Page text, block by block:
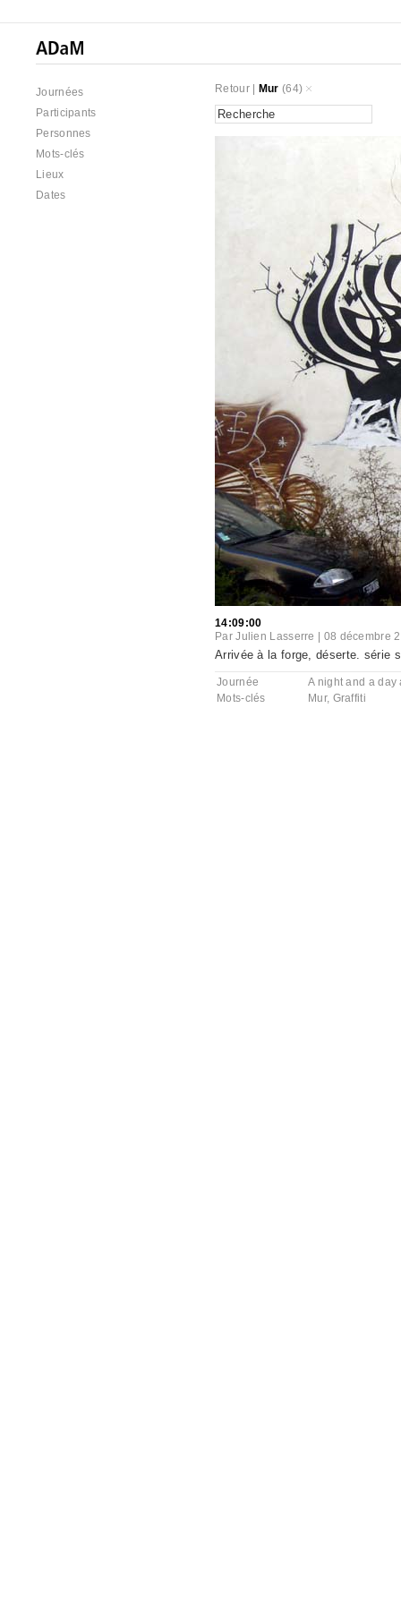
Journées
Participants
Personnes
Mots-clés
Lieux
Dates
Retour| Mur (64)
14:09:00
ParJulien Lasserre 08 décembre
Arrivée à la forge, déserte. série
Journée
A night and a day
Mots-clés
Mur, Graffiti